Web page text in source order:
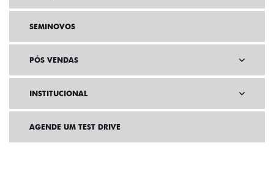
SEMINOVOS
PÓS VENDAS
INSTITUCIONAL
AGENDE UM TEST DRIVE